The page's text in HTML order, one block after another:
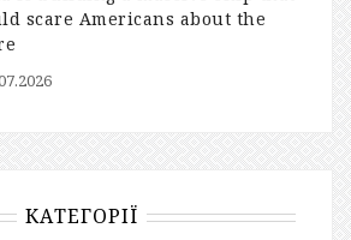
scare Americans about the
КАТЕГОРІЇ